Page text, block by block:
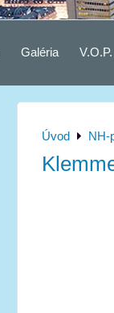
Galéria V.O.P.
Úvod NH-